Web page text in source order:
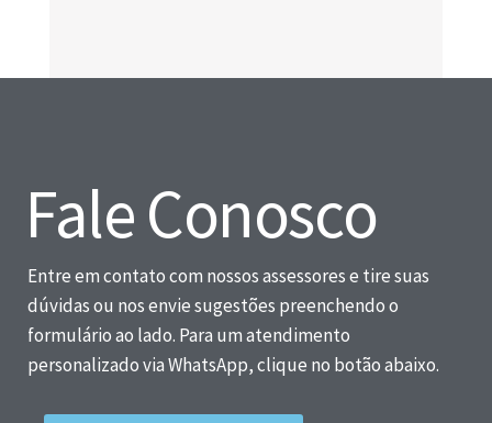
Fale Conosco
Entre em contato com nossos assessores e tire suas
dúvidas ou nos envie sugestões preenchendo o
formulário ao lado. Para um atendimento
personalizado via WhatsApp, clique no botão abaixo.